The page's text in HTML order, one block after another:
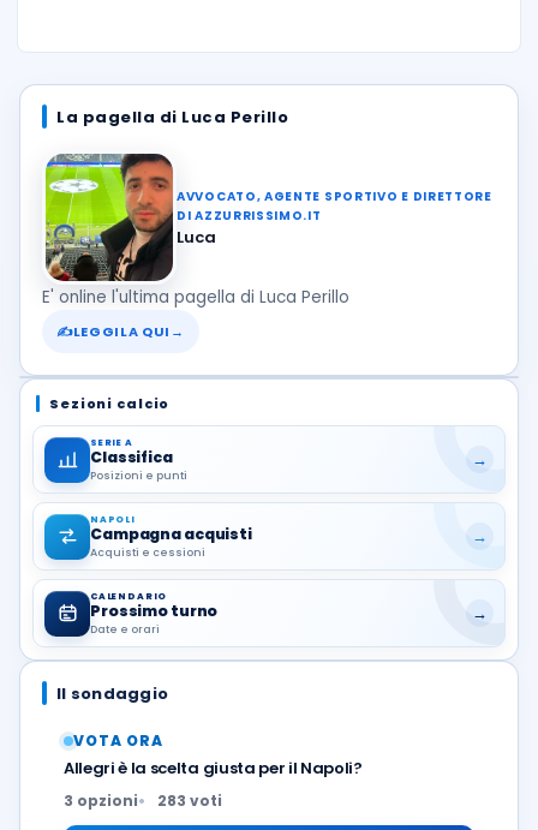
La pagella di Luca Perillo
AVVOCATO, AGENTE SPORTIVO E DIRETTORE
DI AZZURRISSIMO.IT
Luca
E' online l'ultima pagella di Luca Perillo
✍LEGGILA QUI →
Sezioni calcio
SERIE A
Classifica
Posizioni e punti
→
NAPOLI
Campagna acquisti
Acquisti e cessioni
→
CALENDARIO
Prossimo turno
Date e orari
→
Il sondaggio
VOTA ORA
Allegri è la scelta giusta per il Napoli?
3 opzioni 283 voti